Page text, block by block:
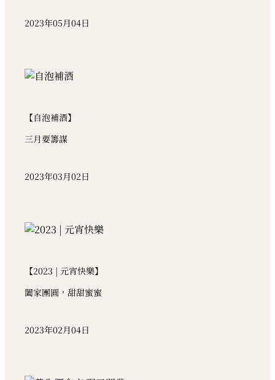
2023年05月04日
【自泡補酒】
三月要籌謀
2023年03月02日
【2023 | 元宵快樂】
闔家團圓，甜甜蜜蜜
2023年02月04日